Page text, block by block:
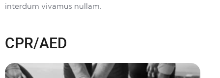
interdum vivamus nullam.
CPR/AED